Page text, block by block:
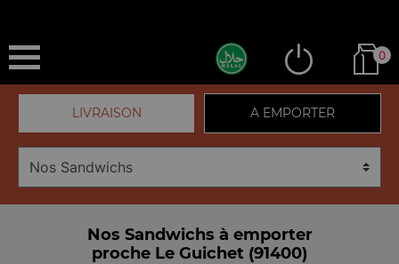
0
LIVRAISON A EMPORTER
Nos Sandwichs à emporter
proche Le Guichet (91400)